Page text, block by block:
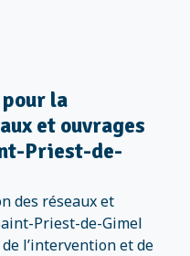
la
et ouvrages
Priest-de-
des réseaux et
Priest-de-Gimel
l’intervention et de